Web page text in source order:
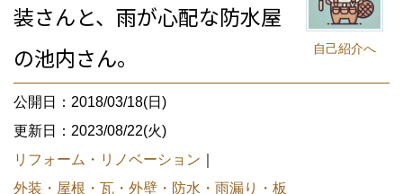
自己紹介へ
装さんと、雨が心配な防水屋
の池内さん。
公開日：2018/03/18(日)
更新日：2023/08/22(火)
リフォーム・リノベーション
外装・屋根・瓦・外壁・防水・雨漏り・板